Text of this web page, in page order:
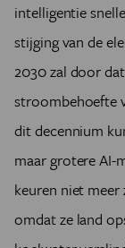
intelligentie
stijging van de
2030 zal door
stroombehoefte
dit decennium
maar grotere AI-
keuren niet
omdat ze land